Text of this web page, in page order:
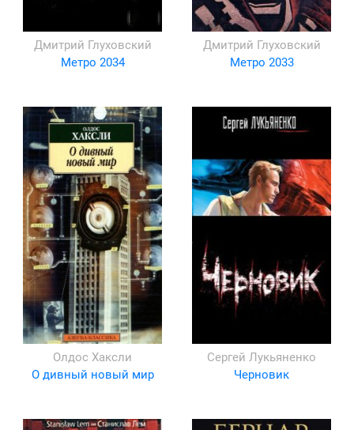
Дмитрий Глуховский
Метро 2034
Дмитрий Глуховский
Метро 2033
Олдос Хаксли
О дивный новый мир
Сергей Лукьяненко
Черновик